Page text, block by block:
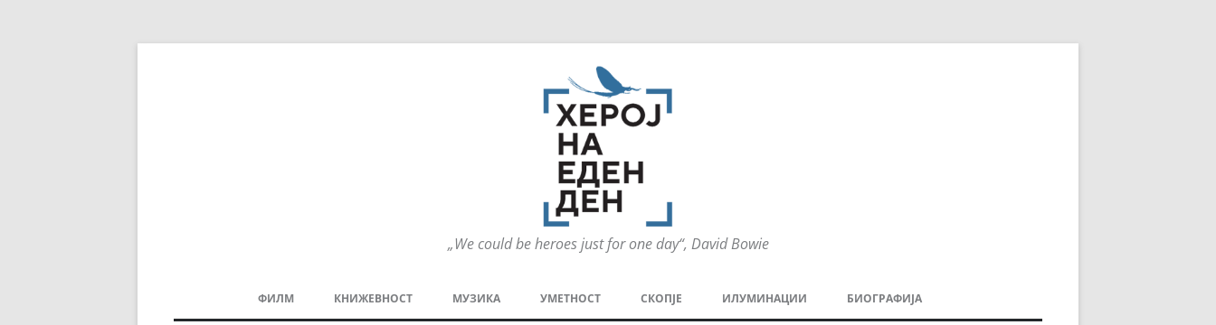
„We could be heroes just for one day“, David Bowie
содржината
ФИЛМ КНИЖЕВНОСТ МУЗИКА УМЕТНОСТ СКОПЈЕ ИЛУМИНАЦИИ БИОГРАФИЈА